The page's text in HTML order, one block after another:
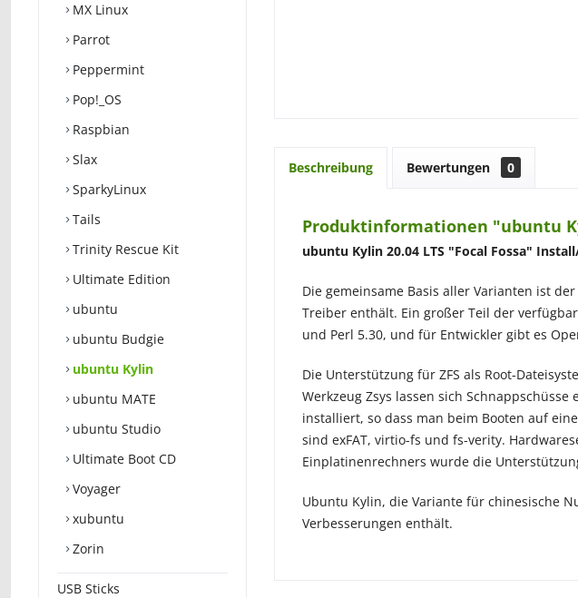
MX Linux
Parrot
Peppermint
Pop!_OS
Raspbian
Slax
SparkyLinux
Tails
Trinity Rescue Kit
Ultimate Edition
ubuntu
ubuntu Budgie
ubuntu Kylin
ubuntu MATE
ubuntu Studio
Ultimate Boot CD
Voyager
xubuntu
Zorin
USB Sticks
Beschreibung Bewertungen 0
Produktinformationen "ubuntu
ubuntu Kylin 20.04 LTS "Focal Fossa"
Die gemeinsame Basis aller Varianten ist
Treiber enthält. Ein großer Teil der
und Perl 5.30, und für Entwickler gibt es
Die Unterstützung für ZFS als Root-
Werkzeug Zsys lassen sich
installiert, so dass man beim Booten auf
sind exFAT, virtio-fs und fs-verity.
Einplatinenrechners wurde die
Ubuntu Kylin, die Variante für chinesische
Verbesserungen enthält.